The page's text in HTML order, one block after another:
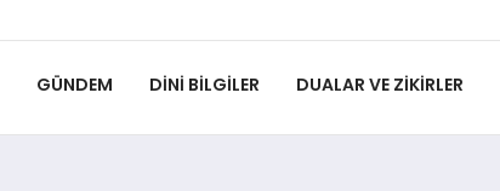
GÜNDEM DINI BILGILER DUALAR VE ZIKIRLER